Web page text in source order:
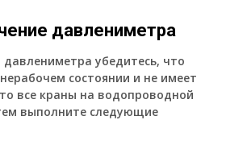
давлениметра
убедитесь, что
состоянии и не имеет
все краны на водопроводной
выполните следующие